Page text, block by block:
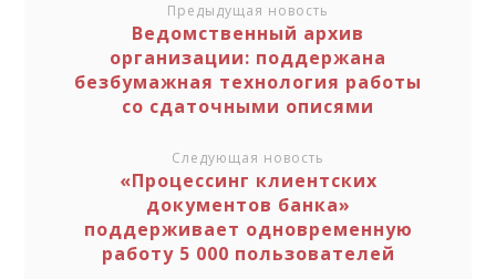
Предыдущая новость
Ведомственный архив
организации: поддержана
безбумажная технология работы
со сдаточными описями
Следующая новость
«Процессинг клиентских
документов банка»
поддерживает одновременную
работу 5 000 пользователей